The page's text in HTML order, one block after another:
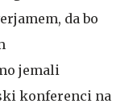
da bo
jemali
konferenci na